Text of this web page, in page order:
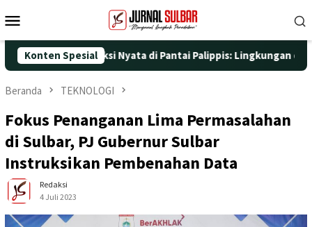
ke
Mobile
Konten Spesial
dengan Aksi Nyata di Pantai Palippis: Lingkungan dan
Beranda TEKNOLOGI
Fokus Penanganan Lima Permasalahan
di Sulbar, PJ Gubernur Sulbar
Instruksikan Pembenahan Data
Redaksi
4 Juli 2023